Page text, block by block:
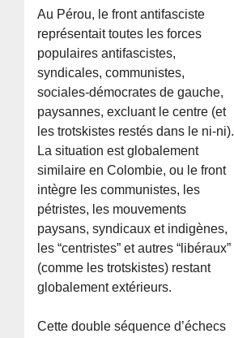
Au Pérou, le front antifasciste
représentait toutes les forces
populaires antifascistes,
syndicales, communistes,
sociales-démocrates de gauche,
paysannes, excluant le centre (et
les trotskistes restés dans le ni-ni).
La situation est globalement
similaire en Colombie, ou le front
intègre les communistes, les
pétristes, les mouvements
paysans, syndicaux et indigènes,
les “centristes” et autres “libéraux”
(comme les trotskistes) restant
globalement extérieurs.
Cette double séquence d’échecs